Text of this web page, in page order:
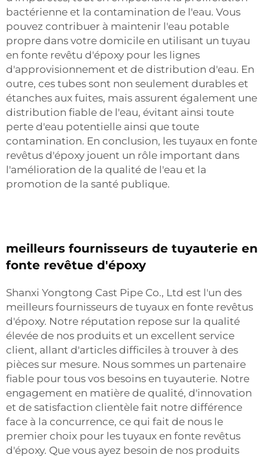
bactérienne et la contamination de l'eau. Vous
pouvez contribuer à maintenir l'eau potable
propre dans votre domicile en utilisant un tuyau
en fonte revêtu d'époxy pour les lignes
d'approvisionnement et de distribution d'eau. En
outre, ces tubes sont non seulement durables et
étanches aux fuites, mais assurent également une
distribution fiable de l'eau, évitant ainsi toute
perte d'eau potentielle ainsi que toute
contamination. En conclusion, les tuyaux en fonte
revêtus d'époxy jouent un rôle important dans
l'amélioration de la qualité de l'eau et la
promotion de la santé publique.
meilleurs fournisseurs de tuyauterie en
fonte revêtue d'époxy
Shanxi Yongtong Cast Pipe Co., Ltd est l'un des
meilleurs fournisseurs de tuyaux en fonte revêtus
d'époxy. Notre réputation repose sur la qualité
élevée de nos produits et un excellent service
client, allant d'articles difficiles à trouver à des
pièces sur mesure. Nous sommes un partenaire
fiable pour tous vos besoins en tuyauterie. Notre
engagement en matière de qualité, d'innovation
et de satisfaction clientèle fait notre différence
face à la concurrence, ce qui fait de nous le
premier choix pour les tuyaux en fonte revêtus
d'époxy. Que vous ayez besoin de nos produits